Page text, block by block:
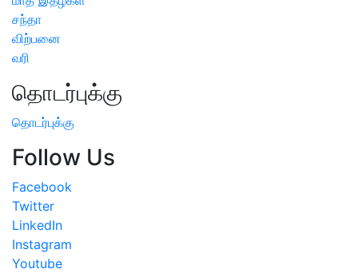
சந்தா
விற்பனை
வரி
தொடர்புக்கு
தொடர்புக்கு
Follow Us
Facebook
Twitter
LinkedIn
Instagram
Youtube